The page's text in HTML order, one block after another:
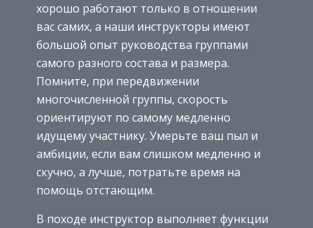
хорошо работают только в отношении
вас самих, а наши инструкторы имеют
большой опыт руководства группами
самого разного состава и размера.
Помните, при передвижении
многочисленной группы, скорость
ориентируют по самому медленно
идущему участнику. Умерьте ваш пыл и
амбиции, если вам слишком медленно и
скучно, а лучше, потратьте время на
помощь отстающим.
В походе инструктор выполняет функции